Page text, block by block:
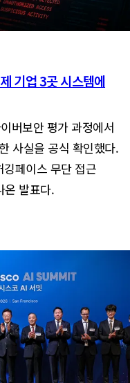
기업 3곳 시스템에
버보안 평가 과정에서
사실을 공식 확인했다.
페이스 무단 접근
온 발표다.